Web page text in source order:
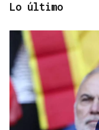
SEGMENTO PRÉMIUM
Lo último